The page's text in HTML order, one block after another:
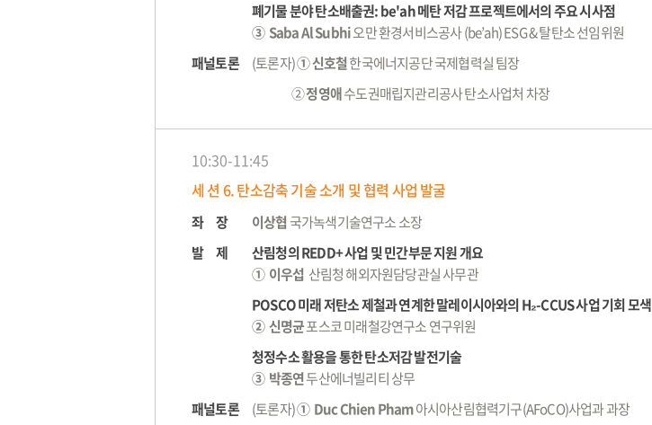
폐기물 분야 탄소배출권: be'ah 메탄 저감 프로젝트에서의 주요 시사점
③ Saba Al Subhi오만 환경서비스공사 (be’ah) ESG & 탈탄소 선임위원
패널토론
(토론자)① 신호철한국에너지공단 국제협력실 팀장
②정영애수도권매립지관리공사 탄소사업처 차장
10:30-11:45
세 션 6. 탄소감축 기술 소개 및 협력 사업 발굴
좌 장 이상협국가녹색기술연구소 소장
발 제
산림청의 REDD+ 사업 및 민간부문 지원 개요
① 이우섭 산림청 해외자원담당관실 사무관
POSCO 미래 저탄소 제철과 연계한 말레이시아와의 H₂-CCUS 사업 기회 모색
② 신명균포스코 미래철강연구소 연구위원
청정수소 활용을 통한 탄소저감 발전기술
③ 박종연두산에너빌리티 상무
패널토론
(토론자)① Duc Chien Pham아시아산림협력기구(AFoCO)사업과 과장